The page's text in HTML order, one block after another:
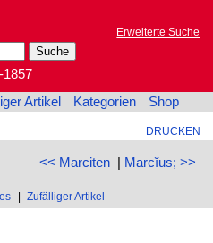
Erweiterte Suche
1857
Artikel Kategorien Shop
DRUCKEN
<< Marciten| Marcĭus; >>
Zufälliger Artikel